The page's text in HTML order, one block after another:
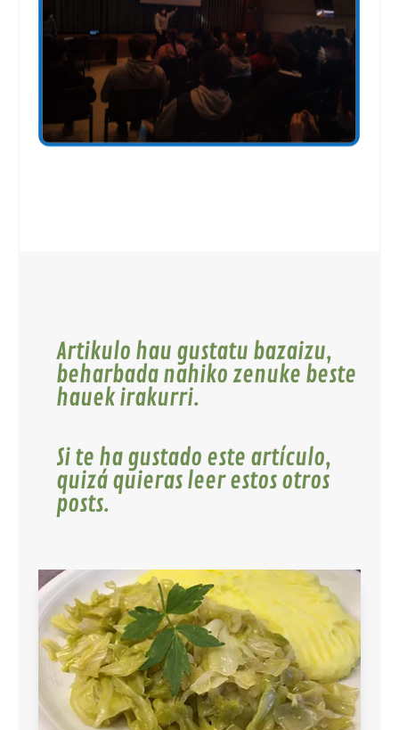
Artikulo hau gustatu bazaizu,
beharbada nahiko zenuke beste
hauek irakurri.
Si te ha gustado este artículo,
quizá quieras leer estos otros
posts.